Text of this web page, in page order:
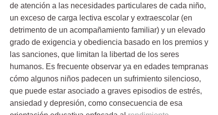
de atención a las necesidades particulares de cada niño,
un exceso de carga lectiva escolar y extraescolar (en
detrimento de un acompañamiento familiar) y un elevado
grado de exigencia y obediencia basado en los premios y
las sanciones, que limitan la libertad de los seres
humanos. Es frecuente observar ya en edades tempranas
cómo algunos niños padecen un sufrimiento silencioso,
que puede estar asociado a graves episodios de estrés,
ansiedad y depresión, como consecuencia de esa